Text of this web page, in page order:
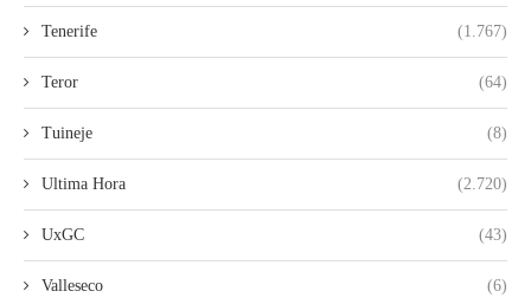
Tenerife (1.767)
Teror (64)
Tuineje (8)
Ultima Hora (2.720)
UxGC (43)
Valleseco (6)